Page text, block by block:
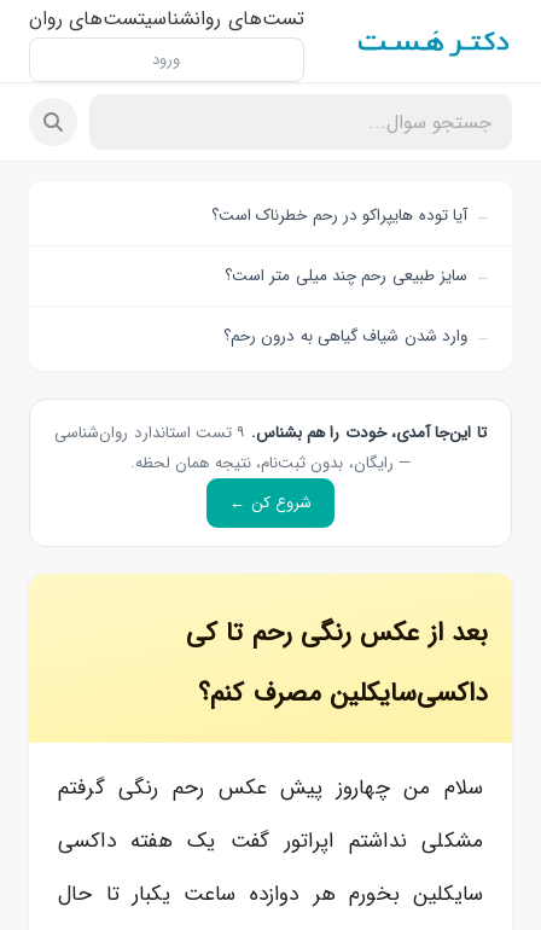
تست‌های روانشناسیتست‌های روان
ورود
آیا توده هایپراکو در رحم خطرناک است؟
سایز طبیعی رحم چند میلی متر است؟
وارد شدن شیاف گیاهی به درون رحم؟
تا این‌جا آمدی، خودت را هم بشناس.
۹ تست استاندارد روان‌شناسی
— رایگان، بدون ثبت‌نام، نتیجه همان لحظه.
شروع کن ←
بعد از عکس رنگی رحم تا کی
داکسی‌سایکلین مصرف کنم؟
سلام من چهاروز پیش عکس رحم رنگی گرفتم
مشکلی نداشتم اپراتور گفت یک هفته داکسی
سایکلین بخورم هر دوازده ساعت یکبار تا حال